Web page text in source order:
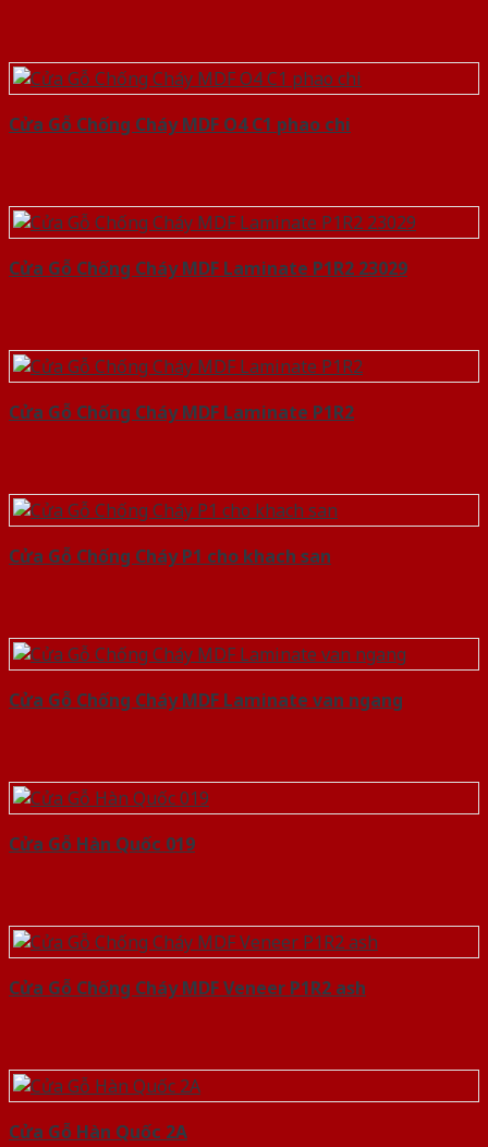
Cửa Gỗ Chống Cháy MDF O4 C1 phao chi
Cửa Gỗ Chống Cháy MDF Laminate P1R2 23029
Cửa Gỗ Chống Cháy MDF Laminate P1R2
Cửa Gỗ Chống Cháy P1 cho khach san
Cửa Gỗ Chống Cháy MDF Laminate van ngang
Cửa Gỗ Hàn Quốc 019
Cửa Gỗ Chống Cháy MDF Veneer P1R2 ash
Cửa Gỗ Hàn Quốc 2A